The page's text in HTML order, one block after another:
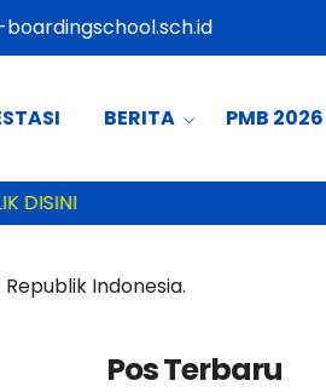
BERITA PMB 2026
Indonesia.
Pos Terbaru